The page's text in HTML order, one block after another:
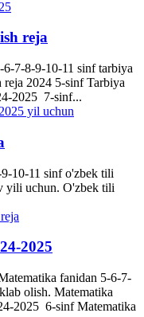
reja
7-8-9-10-11 sinf tarbiya
2024 5-sinf Tarbiya
2025 7-sinf...
10-11 sinf o'zbek tili
yili uchun. O'zbek tili
2025
fanidan 5-6-7-
olish. Matematika
2025 6-sinf Matematika